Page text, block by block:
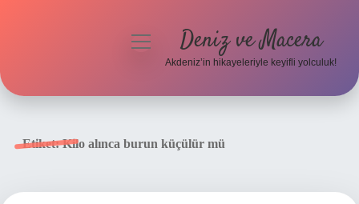
menüyü Deniz ve Macera
Akdeniz’in hikayeleriyle keyifli yolculuk!
Etiket:Kilo alınca burun küçülür mü